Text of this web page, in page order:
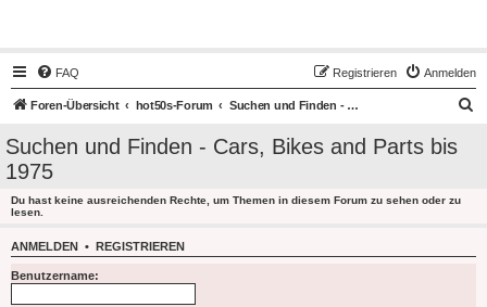
FAQ Anmelden
Registrieren
Foren-Übersicht hot50s-Forum Suchen und Finden - Cars, Bikes and Parts bis 1975
Suchen und Finden - Cars, Bikes and Parts bis
1975
Du hast keine ausreichenden Rechte, um Themen in diesem Forum zu sehen oder zu
lesen.
ANMELDEN • REGISTRIEREN
Benutzername: